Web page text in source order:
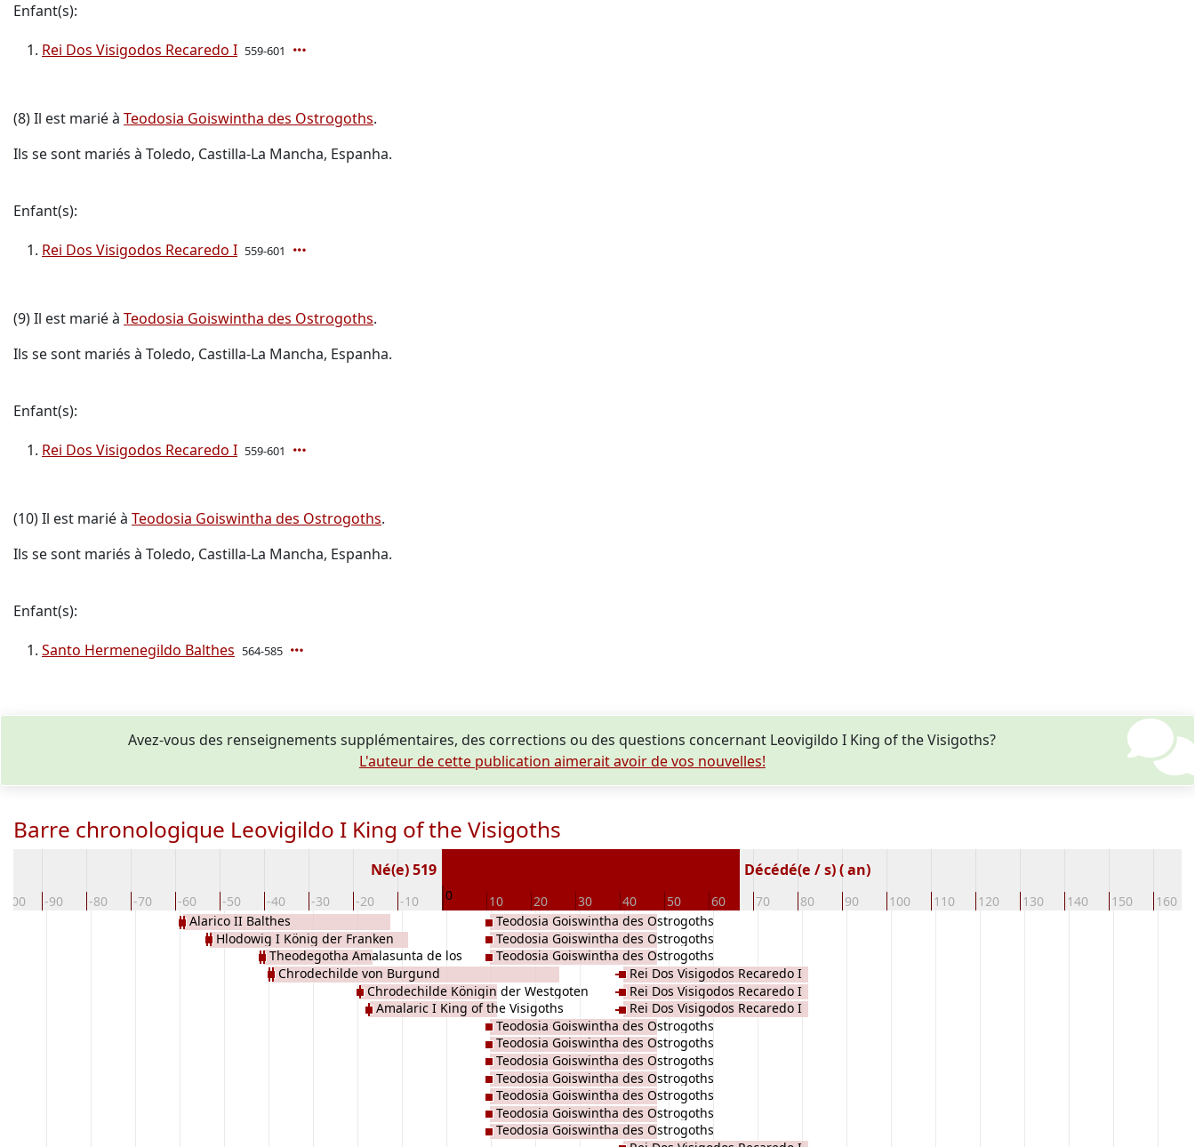
Enfant(s):
Rei Dos Visigodos Recaredo I 559-601
(8) Il est marié à Teodosia Goiswintha des Ostrogoths.
Ils se sont mariés à Toledo, Castilla-La Mancha, Espanha.
Enfant(s):
Rei Dos Visigodos Recaredo I 559-601
(9) Il est marié à Teodosia Goiswintha des Ostrogoths.
Ils se sont mariés à Toledo, Castilla-La Mancha, Espanha.
Enfant(s):
Rei Dos Visigodos Recaredo I 559-601
(10) Il est marié à Teodosia Goiswintha des Ostrogoths.
Ils se sont mariés à Toledo, Castilla-La Mancha, Espanha.
Enfant(s):
Santo Hermenegildo Balthes 564-585
Avez-vous des renseignements supplémentaires, des corrections ou des questions concernant Leovigildo I King of the Visigoths?
L'auteur de cette publication aimerait avoir de vos nouvelles!
Barre chronologique Leovigildo I King of the Visigoths
-100 -90 -80 -70 -60 -50 -40 -30 -20 -10 0 10 20 30 40 50 60 70 80 90 100 110 120 130 140 150 160
Né(e) 519 Décédé(e / s) ( an)
Alarico II Balthes
Hlodowig I König der Franken
Theodegotha Amalasunta de los
Ostrogodos
Chrodechilde von Burgund
Chrodechilde Königin der Westgoten
Amalaric I King of the Visigoths
Teodosia Goiswintha des Ostrogoths
Teodosia Goiswintha des Ostrogoths
Teodosia Goiswintha des Ostrogoths
Teodosia Goiswintha des Ostrogoths
Teodosia Goiswintha des Ostrogoths
Teodosia Goiswintha des Ostrogoths
Teodosia Goiswintha des Ostrogoths
Teodosia Goiswintha des Ostrogoths
Teodosia Goiswintha des Ostrogoths
Teodosia Goiswintha des Ostrogoths
Rei Dos Visigodos Recaredo I
Rei Dos Visigodos Recaredo I
Rei Dos Visigodos Recaredo I